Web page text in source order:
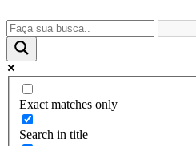
Exact matches only
Search in title